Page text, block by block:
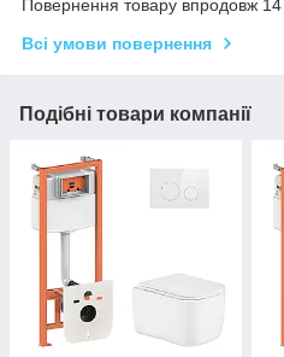
Повернення товару впродовж
Всі умови повернення
Подібні товари компанії